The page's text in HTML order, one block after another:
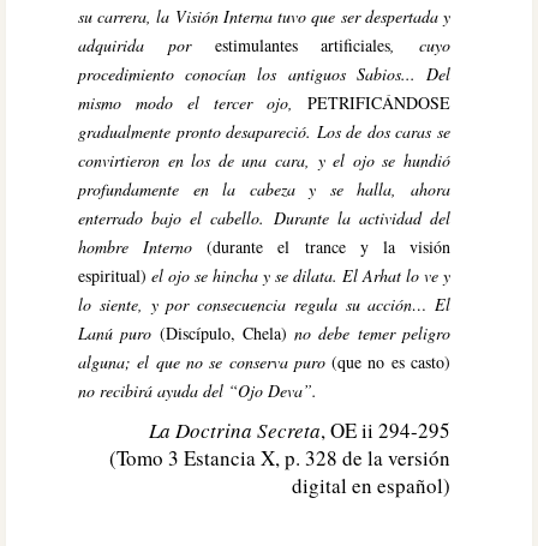
su carrera, la Visión Interna tuvo que ser despertada y
adquirida porestimulantes artificiales, cuyo
procedimiento conocían los antiguos Sabios... Del
mismo modo el tercer ojo, PETRIFICÁNDOSE
gradualmente pronto desapareció. Los de dos caras se
convirtieron en los de una cara, y el ojo se hundió
profundamente en la cabeza y se halla, ahora
enterrado bajo el cabello. Durante la actividad del
hombre Interno(durante el trance y la visión
espiritual) el ojo se hincha y se dilata. El Arhat lo ve y
lo siente, y por consecuencia regula su acción… El
Lanú puro (Discípulo, Chela) no debe temer peligro
alguna; el que no se conserva puro(que no es casto)
no recibirá ayuda del “Ojo Deva”.
La Doctrina Secreta, OE ii 294-295
(Tomo 3 Estancia X, p. 328 de la versión
digital en español)